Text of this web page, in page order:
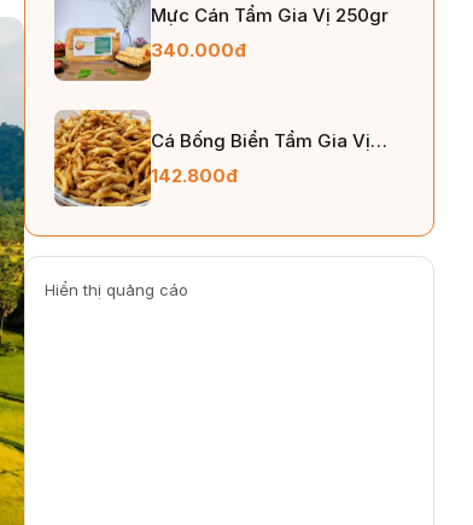
Mực Cán Tẩm Gia Vị 250gr
340.000đ
Cá Bống Biển Tẩm Gia Vị
250gr
142.800đ
Hiển thị quảng cáo